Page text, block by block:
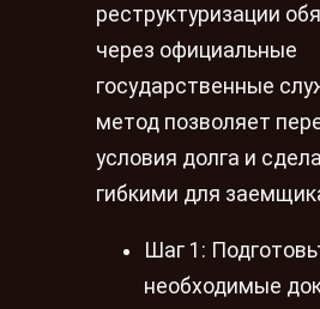
реструктуризации
через официальные
государственные
метод позволяет
условия долга и
гибкими для
Шаг 1:
необходимые